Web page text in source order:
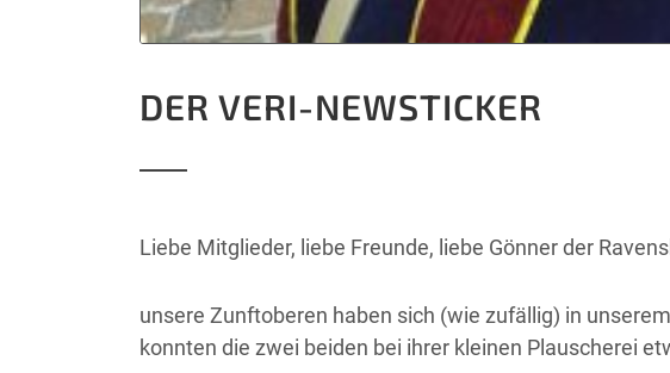
DER VERI-NEWSTICKER
Liebe Mitglieder, liebe Freunde, liebe Gönner der
unsere Zunftoberen haben sich (wie zufällig) in
konnten die zwei beiden bei ihrer kleinen Plauscherei